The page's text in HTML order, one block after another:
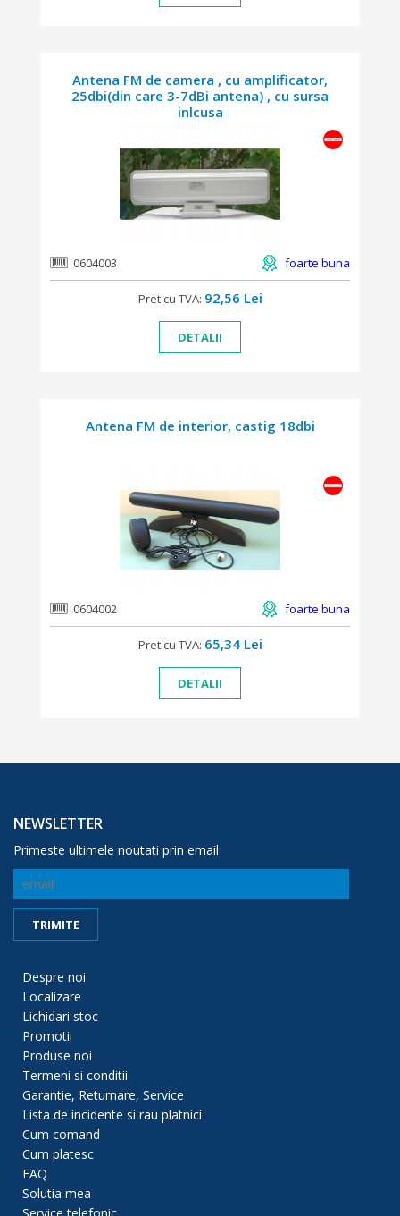
Antena FM de camera , cu amplificator,
25dbi(din care 3-7dBi antena) , cu sursa
inlcusa
0604003 foarte buna
Pret cu TVA: 92,56 Lei
DETALII
Antena FM de interior, castig 18dbi
0604002 foarte buna
Pret cu TVA: 65,34 Lei
DETALII
NEWSLETTER
Primeste ultimele noutati prin email
Despre noi
Localizare
Lichidari stoc
Promotii
Produse noi
Termeni si conditii
Garantie, Returnare, Service
Lista de incidente si rau platnici
Cum comand
Cum platesc
FAQ
Solutia mea